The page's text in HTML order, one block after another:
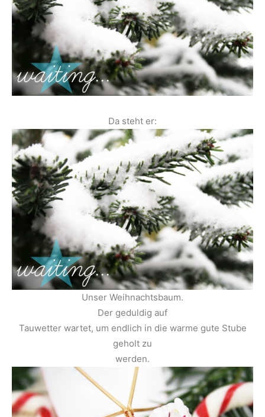
Da steht er:
Unser Weihnachtsbaum.
Der geduldig auf
Tauwetter wartet, um endlich in die warme gute Stube
geholt zu
werden.